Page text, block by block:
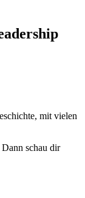
mit vielen
schau dir